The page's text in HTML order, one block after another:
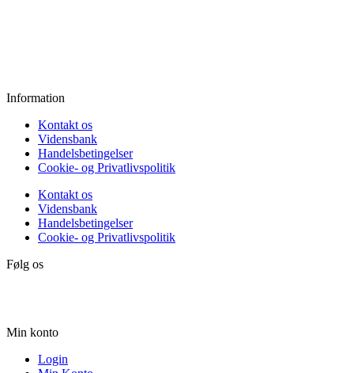
Information
Kontakt os
Vidensbank
Handelsbetingelser
Cookie- og Privatlivspolitik
Kontakt os
Vidensbank
Handelsbetingelser
Cookie- og Privatlivspolitik
Følg os
Min konto
Login